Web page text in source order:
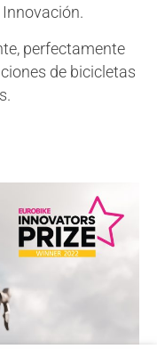
perfectamente
de bicicletas